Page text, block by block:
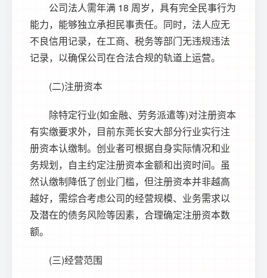
公司法人需年满 18 周岁，具有完全民事行为
能力，能够独立承担民事责任。同时，法人应无
不良信用记录，在工商、税务等部门无违规违法
记录，以确保公司在合法合规的轨道上运营。
(二)注册资本
除特定行业(如金融、劳务派遣等)对注册资本
有实缴要求外，目前东莞长安大部分行业实行注
册资本认缴制。创业者可根据自身实际情况和业
务规划，自主约定注册资本金额和出资时间。虽
然认缴制降低了创业门槛，但注册资本并非越高
越好，需综合考虑公司的经营规模、业务需求以
及潜在的债务风险等因素，合理确定注册资本数
额。
(三)经营范围